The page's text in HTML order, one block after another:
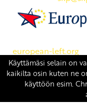
european-left.org
european-left.org/